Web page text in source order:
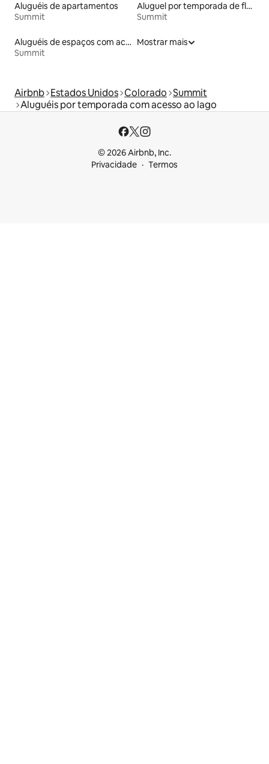
Aluguéis de apartamentos
Summit
Aluguel por temporada de flats
Summit
Aluguéis de espaços com acesso direto a pistas de esqui
Summit
Mostrar mais
Airbnb Estados Unidos Colorado Summit
Aluguéis por temporada com acesso ao lago
© 2026 Airbnb, Inc.
Privacidade
Termos